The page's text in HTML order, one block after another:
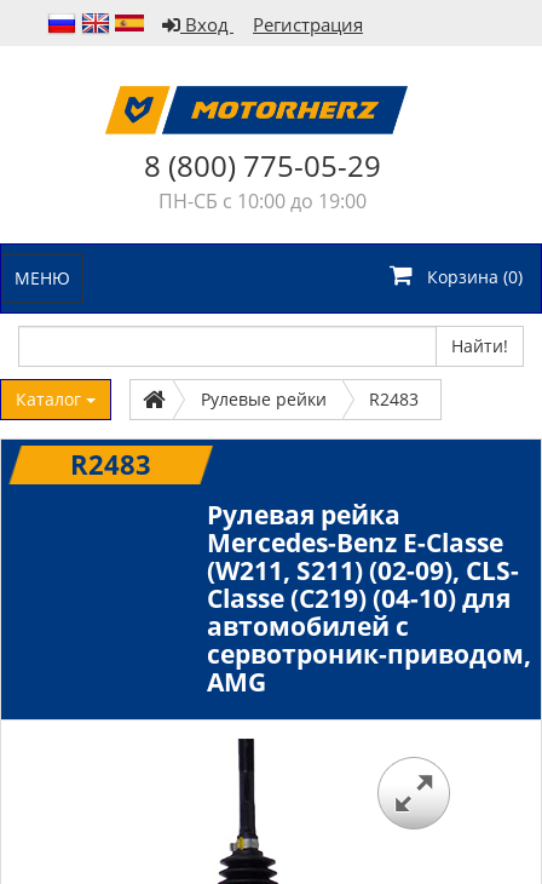
Вход Регистрация
8 (800) 775-05-29
ПН-СБ с 10:00 до 19:00
МЕНЮ Корзина (0)
Найти!
Каталог Рулевые рейки R2483
R2483
Рулевая рейка
Mercedes-Benz E-Classe
(W211, S211) (02-09), CLS-
Classe (C219) (04-10) для
автомобилей с
сервотроник-приводом,
AMG